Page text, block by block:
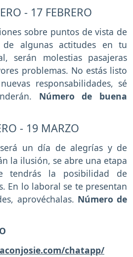
- 17 FEBRERO
sobre puntos de vista de
algunas actitudes en tu
serán molestias pasajeras
problemas. No estás listo
responsabilidades, sé
Número de buena
- 19 MARZO
un día de alegrías y de
la ilusión, se abre una etapa
tendrás la posibilidad de
En lo laboral se te presentan
aprovéchalas. Número de
chatapp/